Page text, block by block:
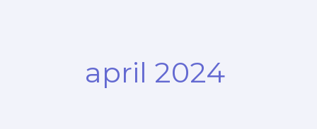
april 2024